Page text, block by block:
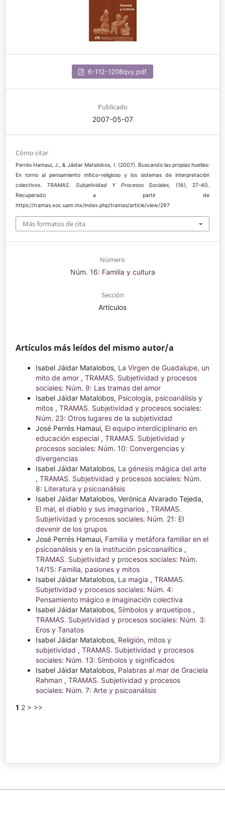
6-112-1208qvy.pdf
Publicado
2007-05-07
Cómo citar
Perrés Hamaui, J., & Jáidar Matalobos, I. (2007). Buscando las propias huellas:
En torno al pensamiento mítico-religioso y los sistemas de interpretación
colectivos. TRAMAS. Subjetividad Y Procesos Sociales, (16), 27–40.
Recuperado a partir de
https://tramas.xoc.uam.mx/index.php/tramas/article/view/297
Más formatos de cita
Número
Núm. 16: Familia y cultura
Sección
Artículos
Artículos más leídos del mismo autor/a
Isabel Jáidar Matalobos, La Virgen de Guadalupe, un
mito de amor , TRAMAS. Subjetividad y procesos
sociales: Núm. 9: Las tramas del amor
Isabel Jáidar Matalobos, Psicología, psicoanálisis y
mitos , TRAMAS. Subjetividad y procesos sociales:
Núm. 23: Otros lugares de la subjetividad
José Perrés Hamaui, El equipo interdiciplinario en
educación especial , TRAMAS. Subjetividad y
procesos sociales: Núm. 10: Convergencias y
divergencias
Isabel Jáidar Matalobos, La génesis mágica del arte
, TRAMAS. Subjetividad y procesos sociales: Núm.
8: Literatura y psicoanálisis
Isabel Jáidar Matalobos, Verónica Alvarado Tejeda,
El mal, el diablo y sus imaginarios , TRAMAS.
Subjetividad y procesos sociales: Núm. 21: El
devenir de los grupos
José Perrés Hamaui, Familia y metáfora familiar en el
psicoanálisis y en la institución psicoanalítica ,
TRAMAS. Subjetividad y procesos sociales: Núm.
14/15: Familia, pasiones y mitos
Isabel Jáidar Matalobos, La magia , TRAMAS.
Subjetividad y procesos sociales: Núm. 4:
Pensamiento mágico e imaginación colectiva
Isabel Jáidar Matalobos, Símbolos y arquetipos ,
TRAMAS. Subjetividad y procesos sociales: Núm. 3:
Eros y Tanatos
Isabel Jáidar Matalobos, Religión, mitos y
subjetividad , TRAMAS. Subjetividad y procesos
sociales: Núm. 13: Símbolos y significados
Isabel Jáidar Matalobos, Palabras al mar de Graciela
Rahman , TRAMAS. Subjetividad y procesos
sociales: Núm. 7: Arte y psicoanálisis
1 2 > >>